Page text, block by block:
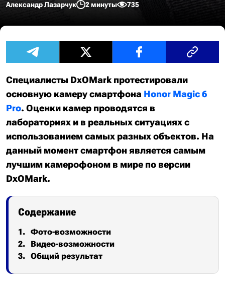
Александр Лазарчук 2 минуты 735
Специалисты DxOMark протестировали
основную камеру смартфона Honor Magic 6
Pro. Оценки камер проводятся в
лабораториях и в реальных ситуациях с
использованием самых разных объектов. На
данный момент смартфон является самым
лучшим камерофоном в мире по версии
DxOMark.
Содержание
Фото-возможности
Видео-возможности
Общий результат